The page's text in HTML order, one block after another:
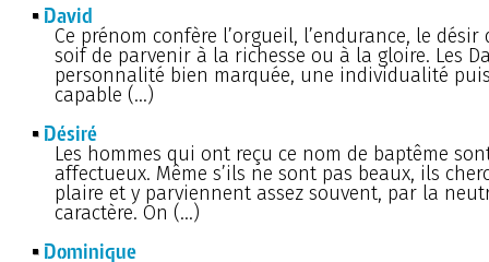
David
Ce prénom confère l’orgueil, l’endurance, le désir
soif de parvenir à la richesse ou à la gloire. Les
personnalité bien marquée, une individualité
capable (…)
Désiré
Les hommes qui ont reçu ce nom de baptême
affectueux. Même s’ils ne sont pas beaux, ils
plaire et y parviennent assez souvent, par la
caractère. On (…)
Dominique